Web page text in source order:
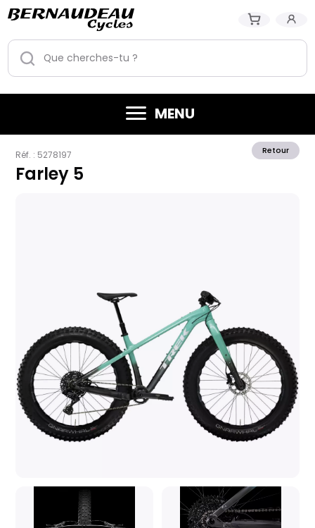
MENU
Retour
Réf. : 5278197
Farley 5